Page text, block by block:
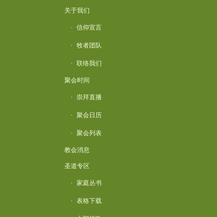
关于我们
信仰宣言
牧者团队
联络我们
聚会时间
崇拜直播
聚会日历
聚会列表
教会消息
圣道专区
家庭丛书
表格下载